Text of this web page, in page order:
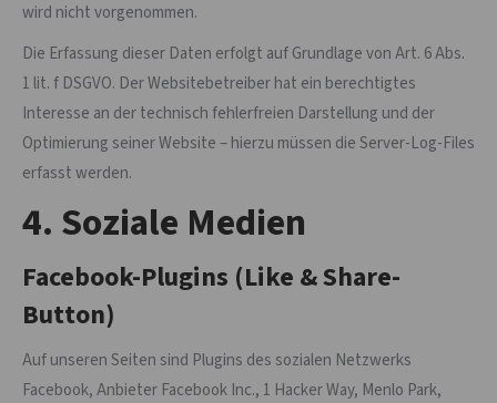
wird nicht vorgenommen.
Die Erfassung dieser Daten erfolgt auf Grundlage von Art. 6 Abs.
1 lit. f DSGVO. Der Websitebetreiber hat ein berechtigtes
Interesse an der technisch fehlerfreien Darstellung und der
Optimierung seiner Website – hierzu müssen die Server-Log-Files
erfasst werden.
4. Soziale Medien
Facebook-Plugins (Like & Share-
Button)
Auf unseren Seiten sind Plugins des sozialen Netzwerks
Facebook, Anbieter Facebook Inc., 1 Hacker Way, Menlo Park,